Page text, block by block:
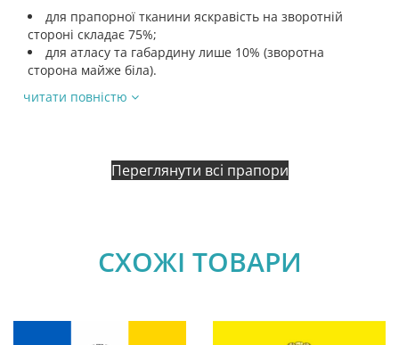
для прапорної тканини яскравість на зворотній
стороні складає 75%;
для атласу та габардину лише 10% (зворотна
сторона майже біла).
читати повністю
Переглянути всі прапори
СХОЖІ ТОВАРИ